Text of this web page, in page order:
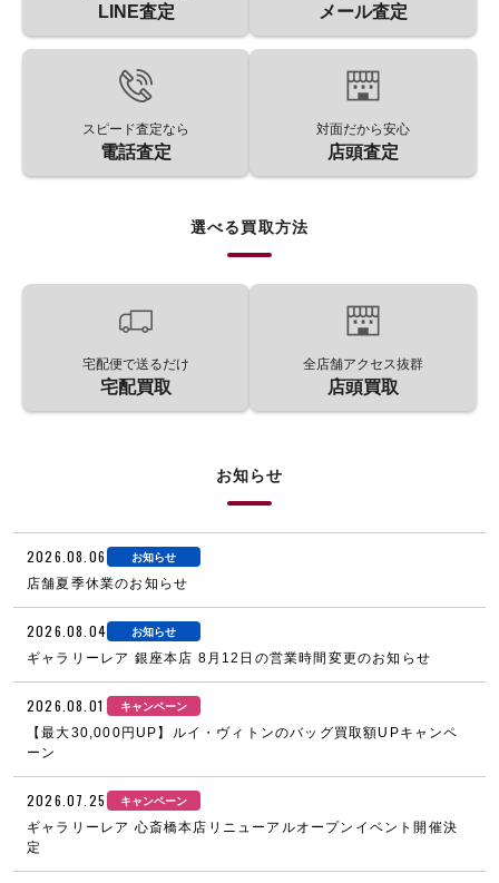
LINE査定 メール査定
スピード査定なら
電話査定
対面だから安心
店頭査定
選べる買取方法
宅配便で送るだけ
宅配買取
全店舗アクセス抜群
店頭買取
お知らせ
2026.08.06 お知らせ
店舗夏季休業のお知らせ
2026.08.04 お知らせ
ギャラリーレア 銀座本店 8月12日の営業時間変更のお知らせ
2026.08.01 キャンペーン
【最大30,000円UP】ルイ・ヴィトンのバッグ買取額UPキャンペ
ーン
2026.07.25 キャンペーン
ギャラリーレア 心斎橋本店リニューアルオープンイベント開催決
定